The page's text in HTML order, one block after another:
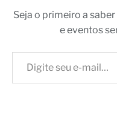
Seja o primeiro a
e eventos
Digite seu e-mail…